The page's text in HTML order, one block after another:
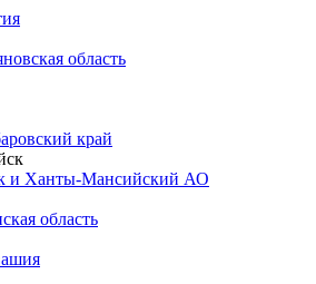
область
край
и Ханты-Мансийский АО
область